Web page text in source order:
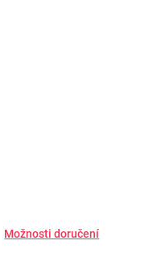
Možnosti doručení